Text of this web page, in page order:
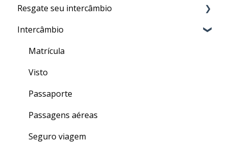
Conteúdo do CLASS
Meu nível no CLASS
Como fazer as aulas de inglês geral do CLASS
Quizzes
Finalizando seu curso
Dúvidas gerais
Por que preciso fazer o TALK?
Aula particular (PRIVATE TALK)
Aula em grupo (GROUP TALK)
Dentro do TALK
Crédito de Aulas
Resgate seu intercâmbio
Resgate
Intercâmbio
Matrícula
Visto
Passaporte
Passagens aéreas
Seguro viagem